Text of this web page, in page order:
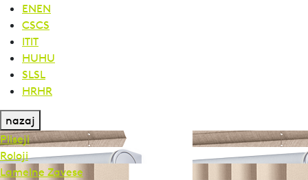
ENEN
CSCS
ITIT
HUHU
SLSL
HRHR
nazaj
Pliseji
Roloji
Lamelne Zavese